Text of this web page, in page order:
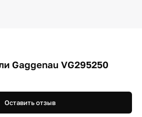
Gaggenau VG295250
Оставить отзыв